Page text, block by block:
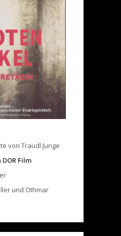
von Traudl Junge
Film
und Othmar